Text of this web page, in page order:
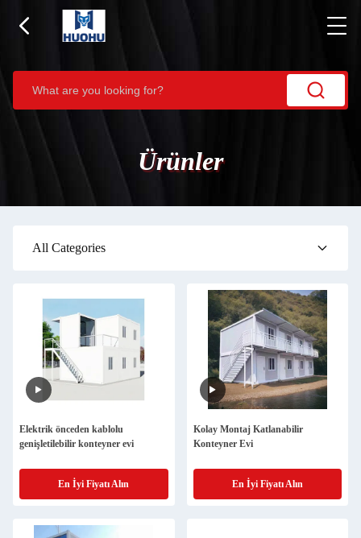
Ürünler
All Categories
Elektrik önceden kablolu
genişletilebilir konteyner evi
En İyi Fiyatı Alın
Kolay Montaj Katlanabilir
Konteyner Evi
En İyi Fiyatı Alın